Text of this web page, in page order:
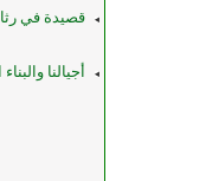
قصيدة في
أجيالنا